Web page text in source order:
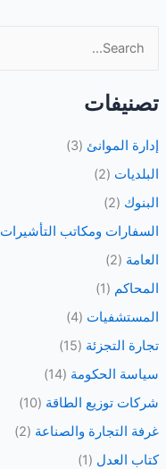
ح
ث
ع
ن
تصنيفات
إدارة الموانئ (3)
البلديات (2)
البنوك (2)
السفارات ومكاتب التأشيرات
العامة (2)
المحاكم (1)
المستشفيات (4)
تجارة التجزئة (15)
سياسة الحكومة (14)
شركات توزيع الطاقة (10)
غرفة التجارة والصناعة (2)
كتاب العدل (1)